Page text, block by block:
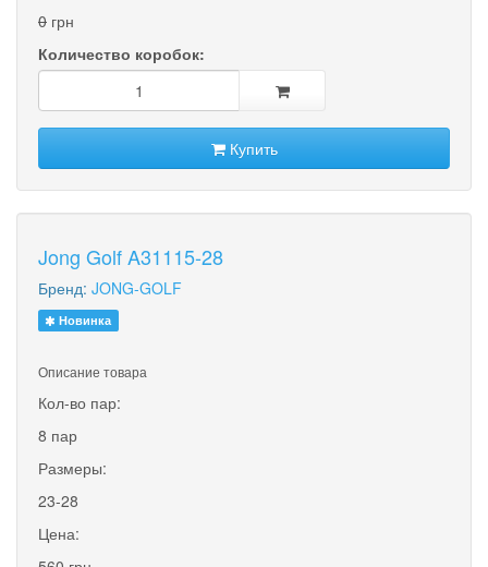
0 грн
Количество коробок:
Купить
Jong Golf A31115-28
Бренд: JONG-GOLF
Новинка
Описание товара
Кол-во пар:
8 пар
Размеры:
23-28
Цена: